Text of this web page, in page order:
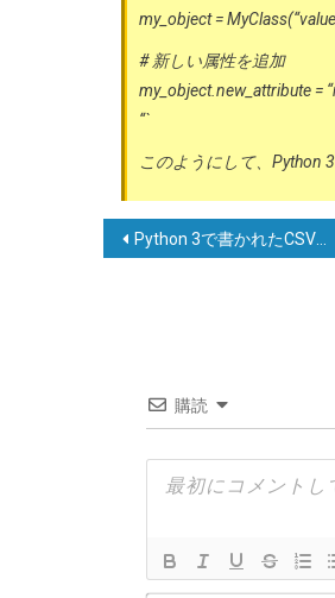
my_object =
# 新しい属性を追加
my_object.new_attribute =
“`
このようにして、Python
投 Python 3で書かれたCSVファイルには、各行の間に空白行があります。
購読